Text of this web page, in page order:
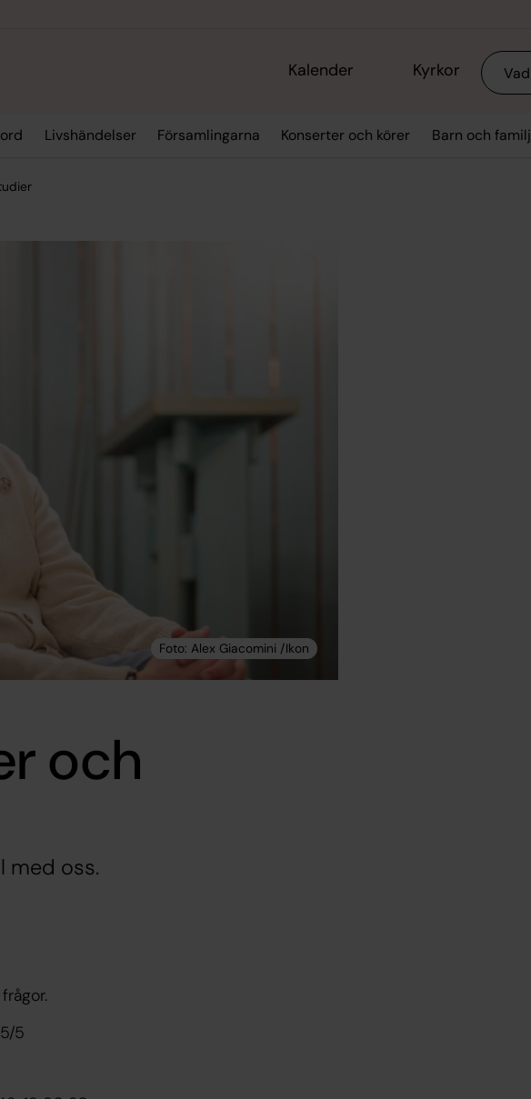
Kalender Kyrkor Sök
Livshändelser Församlingarna Konserter och körer Barn och familj
och
med oss.
5